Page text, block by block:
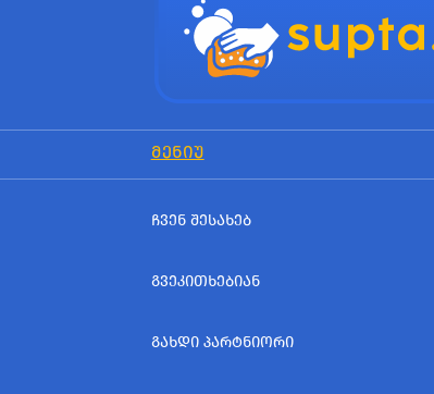
ᲛᲔᲜᲘᲣ
ᲩᲕᲔᲜ ᲨᲔᲡᲐᲮᲔᲑ
ᲒᲕᲔᲙᲘᲗᲮᲔᲑᲘᲐᲜ
ᲒᲐᲮᲓᲘ ᲞᲐᲠᲢᲜᲘᲝᲠᲘ